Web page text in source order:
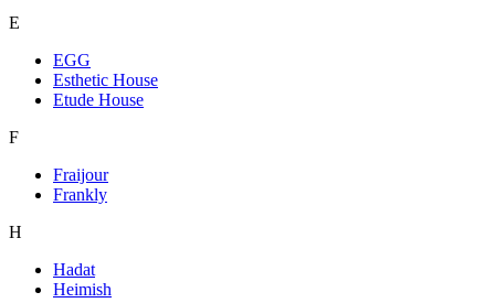
E
EGG
Esthetic House
Etude House
F
Fraijour
Frankly
H
Hadat
Heimish